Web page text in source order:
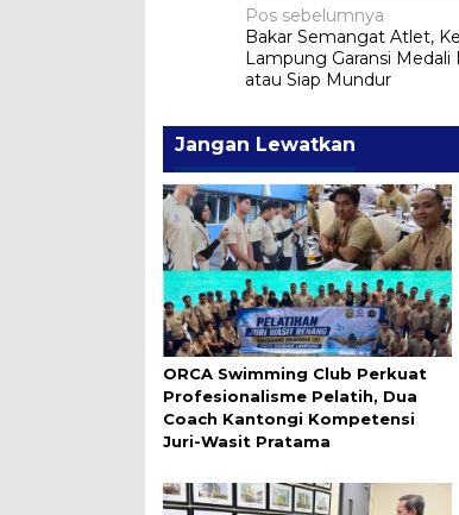
Navigasi
pos
Pos sebelumnya
Bakar Semangat Atlet,
Lampung Garansi Medali
atau Siap Mundur
Jangan Lewatkan
ORCA Swimming Club Perkuat
Profesionalisme Pelatih, Dua
Coach Kantongi Kompetensi
Juri-Wasit Pratama